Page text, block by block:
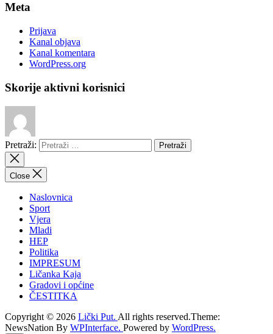
Meta
Prijava
Kanal objava
Kanal komentara
WordPress.org
Skorije aktivni korisnici
Pretraži:
Close
Naslovnica
Sport
Vjera
Mladi
HEP
Politika
IMPRESUM
Ličanka Kaja
Gradovi i općine
ČESTITKA
Copyright © 2026 Lički Put. All rights reserved.Theme:
NewsNation By WPInterface. Powered by WordPress.